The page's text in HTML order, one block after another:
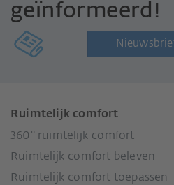
geïnformeerd!
Ruimtelijk comfort
360° ruimtelijk comfort
Ruimtelijk comfort beleven
Ruimtelijk comfort toepassen